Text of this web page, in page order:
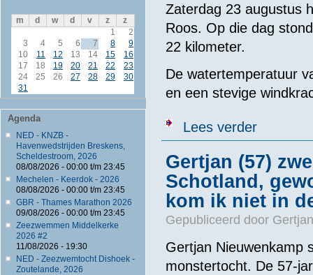
m d w d v z
z
1
2
3
4 5 6 7 8
9
10
11 12 13 14 15
16
17
18 19 20 21 22
23
24
25 26 27 28 29
30
31
Agenda
NED - KNZB -
Havenwedstrijden Breskens,
Scheldestroom, 2026
08/08/2026 - 00:00t/m 23:45
Mechelen - Keerdok - 2026
08/08/2026 - 00:00t/m 23:45
GBR - Thames Marathon 2026
09/08/2026 - 00:00t/m 23:45
Zeezwemmen Middelkerke
2026 #2
11/08/2026 - 19:30
NED - Zeezwemtocht Dishoek -
Zoutelande, 2026
Zaterdag 23 augustus
Roos. Op die dag
22 kilometer.
De watertemperatuur
en een stevige
Lees verderover Roos
Gertjan (57)
Schotland,
kom ik niet in
Gepubliceerd door
Gertjan Nieuwenkamp
monstertocht. De 57-